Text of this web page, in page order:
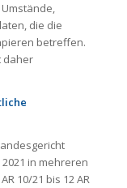
die die
betreffen.
daher
in mehreren
10/21 bis 12 AR